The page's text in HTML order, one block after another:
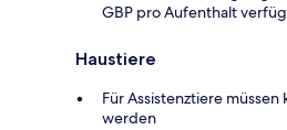
GBP pro Aufenthalt
Haustiere
Für Assistenztiere
werden